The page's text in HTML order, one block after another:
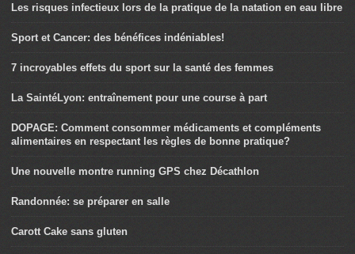
Les risques infectieux lors de la pratique de la natation en eau libre
Sport et Cancer: des bénéfices indéniables!
7 incroyables effets du sport sur la santé des femmes
La SaintéLyon: entraînement pour une course à part
DOPAGE: Comment consommer médicaments et compléments
alimentaires en respectant les règles de bonne pratique?
Une nouvelle montre running GPS chez Décathlon
Randonnée: se préparer en salle
Carott Cake sans gluten